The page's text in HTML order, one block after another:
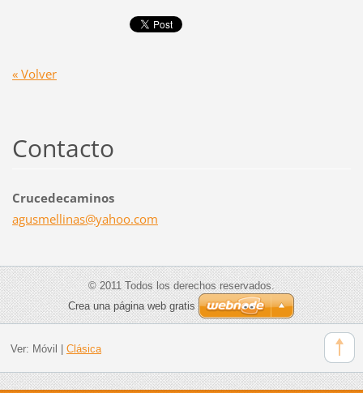
« Volver
Contacto
Crucedecaminos
agusmellinas@yahoo.com
© 2011 Todos los derechos reservados.
Crea una página web gratis
Ver: Móvil | Clásica